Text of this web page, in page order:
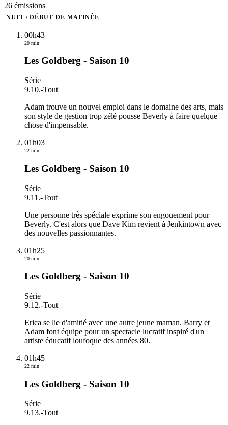
26 émissions
NUIT / DÉBUT DE MATINÉE
00h43
20 min
Les Goldberg - Saison 10
Série
9.10.-Tout
Adam trouve un nouvel emploi dans le domaine des arts, mais
son style de gestion trop zélé pousse Beverly à faire quelque
chose d'impensable.
01h03
22 min
Les Goldberg - Saison 10
Série
9.11.-Tout
Une personne très spéciale exprime son engouement pour
Beverly. C'est alors que Dave Kim revient à Jenkintown avec
des nouvelles passionnantes.
01h25
20 min
Les Goldberg - Saison 10
Série
9.12.-Tout
Erica se lie d'amitié avec une autre jeune maman. Barry et
Adam font équipe pour un spectacle lucratif inspiré d'un
artiste éducatif loufoque des années 80.
01h45
22 min
Les Goldberg - Saison 10
Série
9.13.-Tout